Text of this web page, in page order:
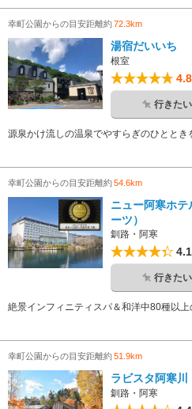
幸町公園からの目安距離約72.3km
湯宿だいいち
根室
4.8
行きたい
源泉かけ流しの温泉でやすらぎのひととき
幸町公園からの目安距離約54.6km
ニュー阿寒ホ
ーツ）
釧路・阿寒
4.1
行きたい
絶景インフィニティスパ＆和洋中80種以
幸町公園からの目安距離約51.9km
ラビスタ阿寒川
釧路・阿寒